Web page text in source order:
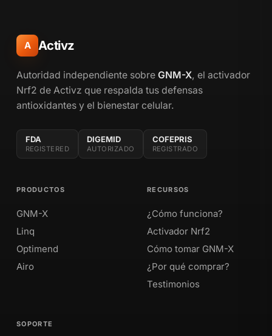
A Activz
Autoridad independiente sobre GNM-X, el activador
Nrf2 de Activz que respalda tus defensas
antioxidantes y el bienestar celular.
FDA
REGISTERED
DIGEMID
AUTORIZADO
COFEPRIS
REGISTRADO
PRODUCTOS
GNM-X
Linq
Optimend
Airo
RECURSOS
¿Cómo funciona?
Activador Nrf2
Cómo tomar GNM-X
¿Por qué comprar?
Testimonios
SOPORTE